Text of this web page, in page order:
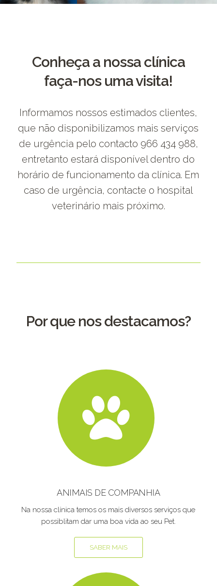
Conheça a nossa clínica
faça-nos uma visita!
Informamos nossos estimados clientes,
que não disponibilizamos mais serviços
de urgência pelo contacto 966 434 988,
entretanto estará disponível dentro do
horário de funcionamento da clínica. Em
caso de urgência, contacte o hospital
veterinário mais próximo.
Por que nos destacamos?
ANIMAIS DE COMPANHIA
Na nossa clínica temos os mais diversos serviços que
possiblitam dar uma boa vida ao seu Pet.
SABER MAIS